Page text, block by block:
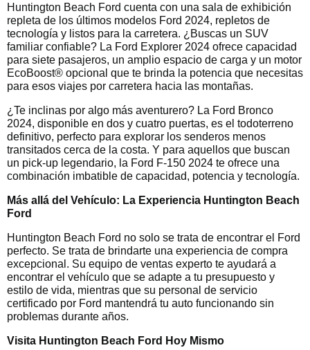
Huntington Beach Ford cuenta con una sala de exhibición
repleta de los últimos modelos Ford 2024, repletos de
tecnología y listos para la carretera. ¿Buscas un SUV
familiar confiable? La Ford Explorer 2024 ofrece capacidad
para siete pasajeros, un amplio espacio de carga y un motor
EcoBoost® opcional que te brinda la potencia que necesitas
para esos viajes por carretera hacia las montañas.
¿Te inclinas por algo más aventurero? La Ford Bronco
2024, disponible en dos y cuatro puertas, es el todoterreno
definitivo, perfecto para explorar los senderos menos
transitados cerca de la costa. Y para aquellos que buscan
un pick-up legendario, la Ford F-150 2024 te ofrece una
combinación imbatible de capacidad, potencia y tecnología.
Más allá del Vehículo: La Experiencia Huntington Beach
Ford
Huntington Beach Ford no solo se trata de encontrar el Ford
perfecto. Se trata de brindarte una experiencia de compra
excepcional. Su equipo de ventas experto te ayudará a
encontrar el vehículo que se adapte a tu presupuesto y
estilo de vida, mientras que su personal de servicio
certificado por Ford mantendrá tu auto funcionando sin
problemas durante años.
Visita Huntington Beach Ford Hoy Mismo